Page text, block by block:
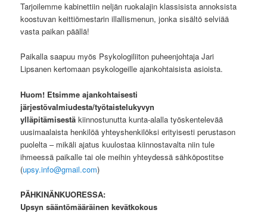
Tarjoilemme kabinettiin neljän ruokalajin klassisista annoksista
koostuvan keittiömestarin illallismenun, jonka sisältö selviää
vasta paikan päällä!
Paikalla saapuu myös Psykologiliiton puheenjohtaja Jari
Lipsanen kertomaan psykologeille ajankohtaisista asioista.
Huom! Etsimme ajankohtaisesti
järjestövalmiudesta/työtaistelukyvyn
ylläpitämisestäkiinnostunutta kunta-alalla työskentelevää
uusimaalaista henkilöä yhteyshenkilöksi erityisesti perustason
puolelta – mikäli ajatus kuulostaa kiinnostavalta niin tule
ihmeessä paikalle tai ole meihin yhteydessä sähköpostitse
(upsy.info@gmail.com)
PÄHKINÄNKUORESSA:
Upsyn sääntömääräinen kevätkokous